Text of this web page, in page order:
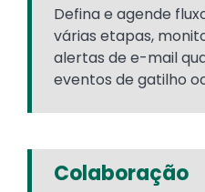
Defina e agende
várias etapas,
alertas de e-mail
eventos de gatilho
Colaboração